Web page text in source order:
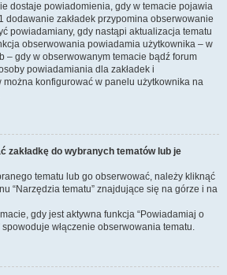
dostaje powiadomienia, gdy w temacie pojawia
dodawanie zakładek przypomina obserwowanie
powiadamiany, gdy nastąpi aktualizacja tematu
obserwowania powiadamia użytkownika – w
– gdy w obserwowanym temacie bądź forum
powiadamiania dla zakładek i
konfigurować w panelu użytkownika na
zakładkę do wybranych tematów lub je
tematu lub go obserwować, należy kliknąć
“Narzędzia tematu” znajdujące się na górze i na
gdy jest aktywna funkcja “Powiadamiaj o
włączenie obserwowania tematu.